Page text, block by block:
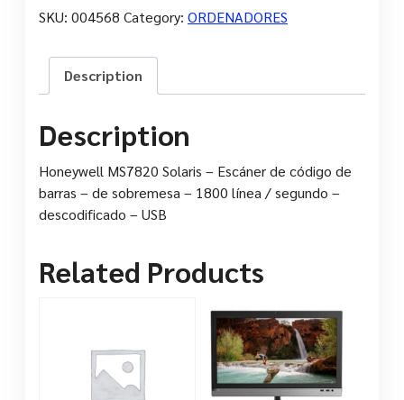
SKU: 004568 Category: ORDENADORES
Description
Description
Honeywell MS7820 Solaris – Escáner de código de
barras – de sobremesa – 1800 línea / segundo –
descodificado – USB
Related Products